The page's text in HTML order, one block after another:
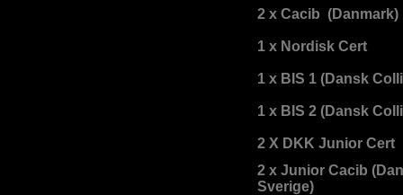
2 x Cacib (Danmark)
1 x Nordisk Cert
1 x BIS 1 (Dansk
1 x BIS 2 (Dansk
2 X DKK Junior Cert
2 x Junior Cacib
Sverige)